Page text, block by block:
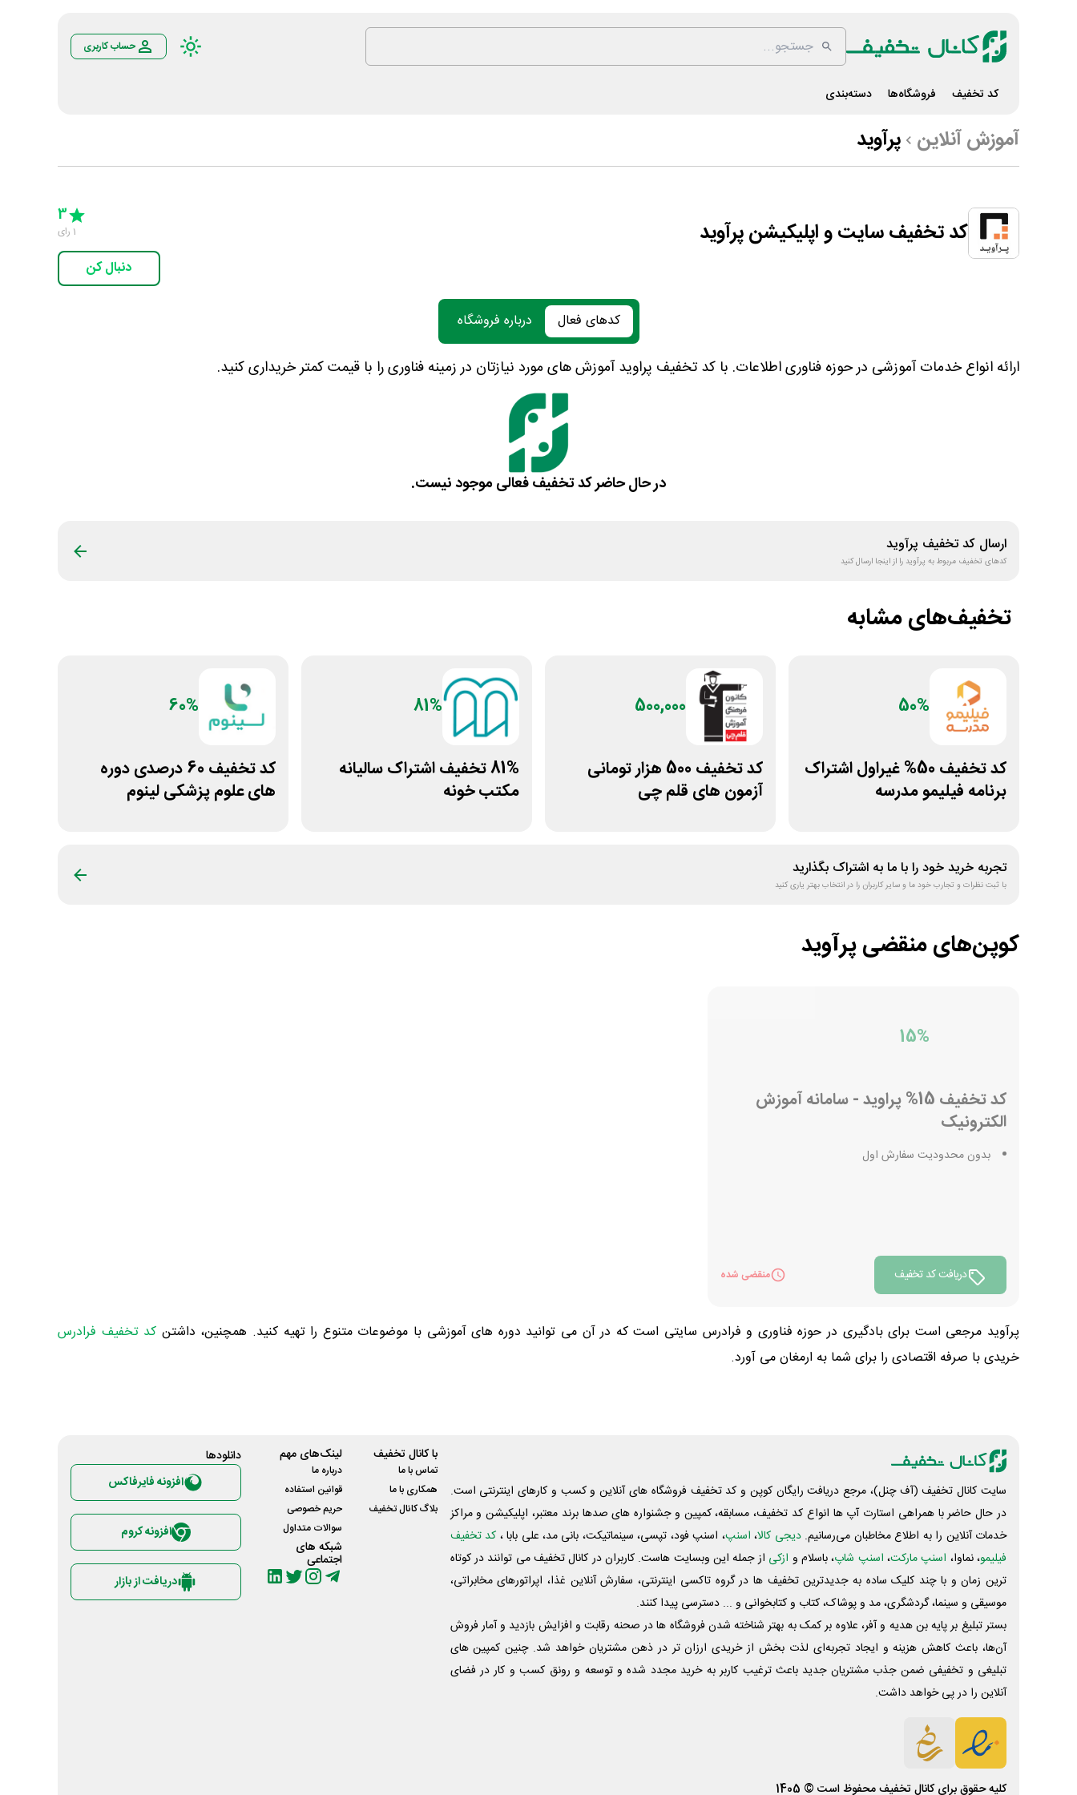
حساب کاربری
کد تخفیف فروشگاه‌ها دسته‌بندی
آموزش آنلاین پرآوید
کد تخفیف سایت و اپلیکیشن پرآوید
5 Stars
3
1 رای
دنبال کن
کدهای فعال درباره فروشگاه
ارائه انواع خدمات آموزشی در حوزه‌ فناوری‌ اطلاعات. با کد تخفیف پراوید آموزش های مورد نیازتان در زمینه فناوری را با قیمت کمتر خریداری کنید.
در حال حاضر کد تخفیف فعالی موجود نیست.
ارسال کد تخفیف پرآوید
کدهای تخفیف مربوط به پرآوید را از اینجا ارسال کنید
تخفیف‌های مشابه
50%
کد تخفیف 50% غیراول اشتراک
برنامه فیلیمو مدرسه
500,000
کد تخفیف 500 هزار تومانی
آزمون های قلم چی
81%
81% تخفیف اشتراک سالیانه
مکتب خونه
60%
کد تخفیف 60 درصدی دوره
های علوم پزشکی لینوم
تجربه خرید خود را با ما به اشتراک بگذارید
با ثبت نظرات و تجارب خود ما و سایر کاربران را در انتخاب بهتر یاری کنید
کوپن‌های منقضیپرآوید
15%
کد تخفیف 15% پراوید - سامانه آموزش
الکترونیک
بدون محدودیت سفارش اول
دریافت کد تخفیف منقضی شده
پرآوید مرجعی است برای بادگیری در حوزه فناوری و فرادرس سایتی است که در آن می توانید دوره های آموزشی با موضوعات متنوع را تهیه کنید. همچنین، داشتن کد تخفیف فرادرس
خریدی با صرفه اقتصادی را برای شما به ارمغان می آورد.
سایت کانال تخفیف (آف چنل)، مرجع دریافت رایگان کوپن و کد تخفیف فروشگاه های آنلاین و کسب و‌ کارهای اینترنتی است.
در حال حاضر با همراهی استارت آپ ها انواع کد تخفیف، مسابقه، کمپین و جشنواره های صدها برند معتبر، اپلیکیشن و مراکز
خدمات آنلاین را به اطلاع مخاطبان می‌رسانیم. دیجی کالا، اسنپ، اسنپ فود، تپسی، سینماتیکت، بانی مد، علی‌ بابا ، کد تخفیف
فیلیمو، نماوا، اسنپ مارکت، اسنپ شاپ، باسلام و ازکی از جمله این وبسایت ‌هاست. کاربران در کانال تخفیف می توانند در کوتاه
ترین زمان و با چند کلیک ساده به جدیدترین تخفیف ها در گروه تاکسی اینترنتی، سفارش آنلاین غذا، اپراتورهای مخابراتی،
موسیقی و سینما، گردشگری، مد و پوشاک، کتاب و کتابخوانی و ... دسترسی پیدا کنند.
بستر تبلیغ بر پایه بن هدیه و آفر، علاوه بر کمک به بهتر شناخته شدن فروشگاه ها در صحنه رقابت و افزایش بازدید و آمار فروش
آن‌ها، باعث کاهش هزینه و ایجاد تجربه‌ای لذت بخش از خریدی ارزان تر در ذهن مشتریان خواهد شد. چنین کمپین های
تبلیغی و تخفیفی ضمن جذب مشتریان جدید باعث ترغیب کاربر به خرید مجدد شده و توسعه و رونق کسب و کار در فضای
آنلاین را در پی خواهد داشت.
با کانال تخفیف
تماس با ما
همکاری با ما
بلاگ کانال تخفیف
لینک‌های مهم
درباره ما
قوانین استفاده
حریم خصوصی
سوالات متداول
شبکه های
اجتماعی
دانلود‌ها
افزونه فایرفاکس
افزونه کروم
دریافت از بازار
کلیه حقوق برای کانال تخفیفمحفوظ است © 1405